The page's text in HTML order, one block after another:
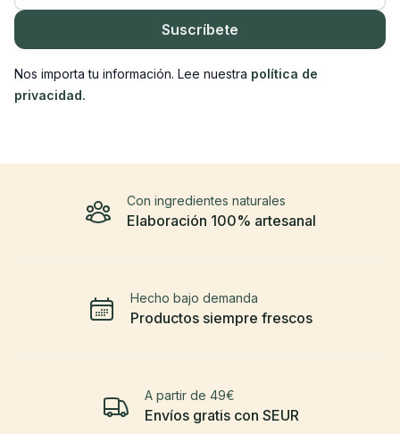
Suscríbete
Nos importa tu información. Lee nuestra política de
privacidad.
Elaboración 100% artesanal
Con ingredientes naturales
Productos siempre frescos
Hecho bajo demanda
Envíos gratis con SEUR
A partir de 49€